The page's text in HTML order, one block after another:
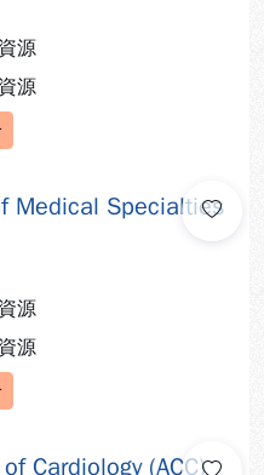
源
源
Medical Specialties
源
源
Cardiology (ACC)